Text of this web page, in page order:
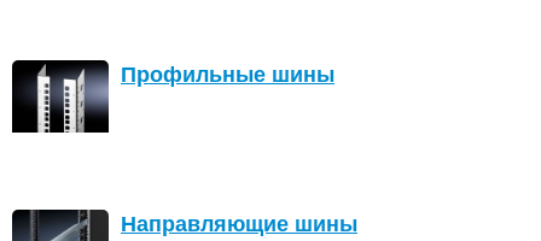
Профильные шины
Направляющие шины